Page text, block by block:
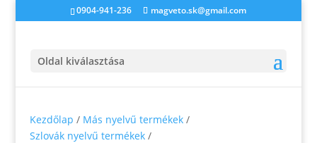
0904-941-236 magveto.sk@gmail.com
Oldal kiválasztása
Kezdőlap / Más nyelvű termékek /
Szlovák nyelvű termékek /